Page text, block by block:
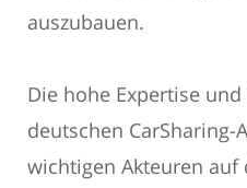
auszubauen.
Die hohe Expertise
deutschen
wichtigen Akteuren